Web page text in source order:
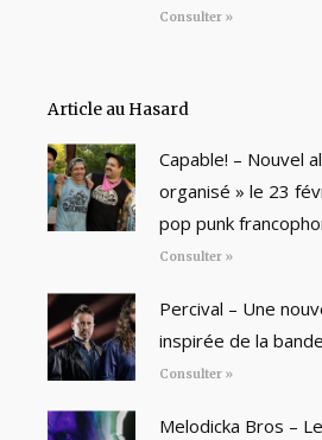
Consulter »
Article au Hasard
Capable! – Nouvel
organisé » le 23
pop punk
Consulter »
Percival – Une
inspirée de la
Consulter »
Melodicka Bros –